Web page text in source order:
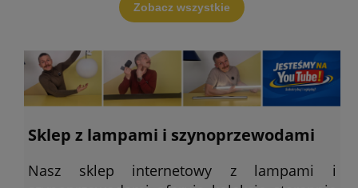
Zobacz wszystkie
Sklep z lampami i szynoprzewodami
Nasz sklep internetowy z lampami i